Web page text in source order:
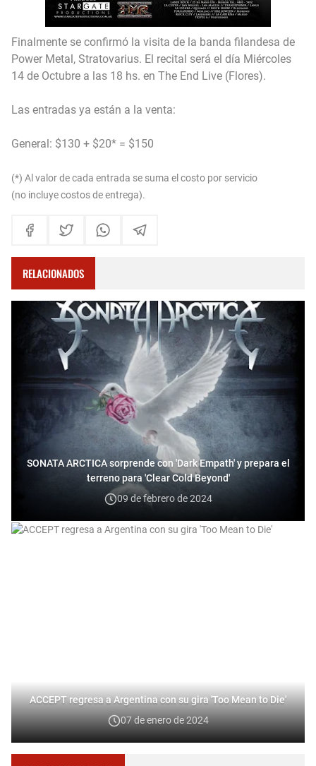
Finalmente se confirmó la visita de la banda filandesa de
Power Metal, Stratovarius. El recital será el día Miércoles
14 de Octubre a las 18 hs. en The End Live (Flores).
Las entradas ya están a la venta:
General: $130 + $20* = $150
(*) Al valor de cada entrada se suma el costo por servicio
(no incluye costos de entrega).
RELACIONADOS
SONATA ARCTICA sorprende con 'Dark Empath' y prepara el
terreno para 'Clear Cold Beyond'
09 de febrero de 2024
ACCEPT regresa a Argentina con su gira 'Too Mean to Die'
07 de enero de 2024